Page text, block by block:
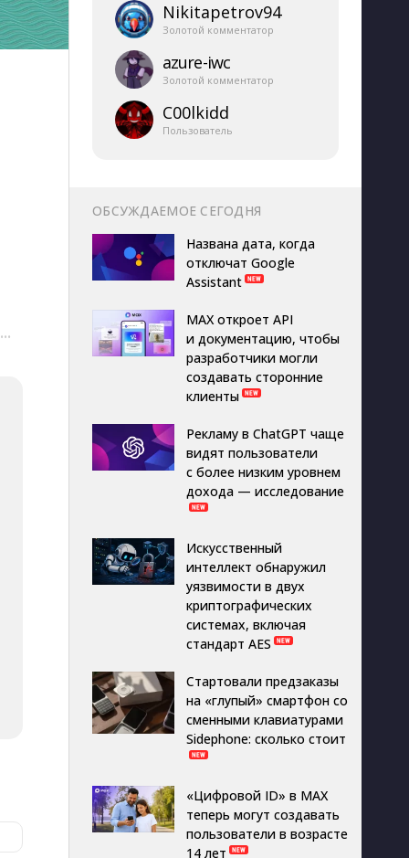
···
Nikitapetrov94
Золотой комментатор
azure-​iwc
Золотой комментатор
C00lkidd
Пользователь
ОБСУЖДАЕМОЕ СЕГОДНЯ
Названа дата, когда
отключат Google
Assistant
MAX откроет API
и документацию, чтобы
разработчики могли
создавать сторонние
клиенты
Рекламу в ChatGPT чаще
видят пользователи
с более низким уровнем
дохода — исследование
Искусственный
интеллект обнаружил
уязвимости в двух
криптографических
системах, включая
стандарт AES
Стартовали предзаказы
на «глупый» смартфон со
сменными клавиатурами
Sidephone: сколько стоит
«Цифровой ID» в MAX
теперь могут создавать
пользователи в возрасте
14 лет